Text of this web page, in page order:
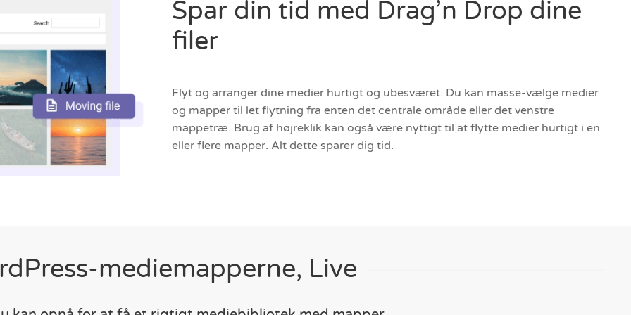
Spar din tid med Drag’n Drop dine
filer
Flyt og arranger dine medier hurtigt og ubesværet. Du kan masse-vælge medier
og mapper til let flytning fra enten det centrale område eller det venstre
mappetræ. Brug af højreklik kan også være nyttigt til at flytte medier hurtigt i en
eller flere mapper. Alt dette sparer dig tid.
mediemapperne, Live